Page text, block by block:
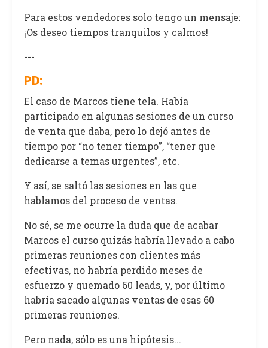
Para estos vendedores solo tengo un mensaje:
¡Os deseo tiempos tranquilos y calmos!
---
PD:
El caso de Marcos tiene tela. Había
participado en algunas sesiones de un curso
de venta que daba, pero lo dejó antes de
tiempo por “no tener tiempo”, “tener que
dedicarse a temas urgentes”, etc.
Y así, se saltó las sesiones en las que
hablamos del proceso de ventas.
No sé, se me ocurre la duda que de acabar
Marcos el curso quizás habría llevado a cabo
primeras reuniones con clientes más
efectivas, no habría perdido meses de
esfuerzo y quemado 60 leads, y, por último
habría sacado algunas ventas de esas 60
primeras reuniones.
Pero nada, sólo es una hipótesis...